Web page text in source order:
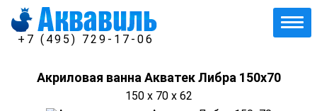
+7 (495) 729-17-06
Акриловая ванна Акватек Либра 150х70
150 x 70 x 62